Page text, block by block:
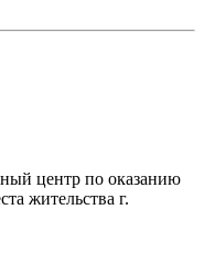
центр по оказанию
жительства г.